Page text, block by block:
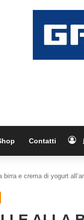
Contatti
e crema di yogurt